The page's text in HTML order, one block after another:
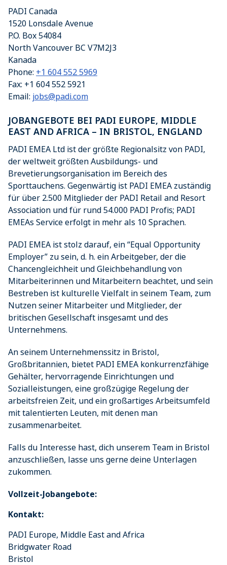
PADI Canada
1520 Lonsdale Avenue
P.O. Box 54084
North Vancouver BC V7M2J3
Kanada
Phone: +1 604 552 5969
Fax: +1 604 552 5921
Email: jobs@padi.com
JOBANGEBOTE BEI PADI EUROPE, MIDDLE
EAST AND AFRICA – IN BRISTOL, ENGLAND
PADI EMEA Ltd ist der größte Regionalsitz von PADI,
der weltweit größten Ausbildungs- und
Brevetierungsorganisation im Bereich des
Sporttauchens. Gegenwärtig ist PADI EMEA zuständig
für über 2.500 Mitglieder der PADI Retail and Resort
Association und für rund 54.000 PADI Profis; PADI
EMEAs Service erfolgt in mehr als 10 Sprachen.
PADI EMEA ist stolz darauf, ein “Equal Opportunity
Employer” zu sein, d. h. ein Arbeitgeber, der die
Chancengleichheit und Gleichbehandlung von
Mitarbeiterinnen und Mitarbeitern beachtet, und sein
Bestreben ist kulturelle Vielfalt in seinem Team, zum
Nutzen seiner Mitarbeiter und Mitglieder, der
britischen Gesellschaft insgesamt und des
Unternehmens.
An seinem Unternehmenssitz in Bristol,
Großbritannien, bietet PADI EMEA konkurrenzfähige
Gehälter, hervorragende Einrichtungen und
Sozialleistungen, eine großzügige Regelung der
arbeitsfreien Zeit, und ein großartiges Arbeitsumfeld
mit talentierten Leuten, mit denen man
zusammenarbeitet.
Falls du Interesse hast, dich unserem Team in Bristol
anzuschließen, lasse uns gerne deine Unterlagen
zukommen.
Vollzeit-Jobangebote:
Kontakt:
PADI Europe, Middle East and Africa
Bridgwater Road
Bristol